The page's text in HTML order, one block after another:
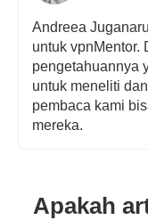
Andreea
untuk vpnMentor.
pengetahuannya
untuk meneliti
pembaca kami
mereka.
Apakah